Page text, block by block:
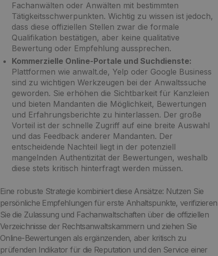
Fachanwälten oder Anwälten mit bestimmten
Tätigkeitsschwerpunkten. Wichtig zu wissen ist jedoch,
dass diese offiziellen Stellen zwar die formale
Qualifikation bestätigen, aber keine qualitative
Bewertung oder Empfehlung aussprechen.
Kommerzielle Online-Portale und Suchdienste:
Plattformen wie anwalt.de, Yelp oder Google Business
sind zu wichtigen Werkzeugen bei der Anwaltssuche
geworden. Sie erhöhen die Sichtbarkeit für Kanzleien
und bieten Mandanten die Möglichkeit, Bewertungen
und Erfahrungsberichte zu hinterlassen. Der große
Vorteil ist der schnelle Zugriff auf eine breite Auswahl
und das Feedback anderer Mandanten. Der
entscheidende Nachteil liegt in der potenziell
mangelnden Authentizität der Bewertungen, weshalb
diese stets kritisch hinterfragt werden müssen.
Eine robuste Strategie kombiniert diese Ansätze: Nutzen Sie
persönliche Empfehlungen für erste Anhaltspunkte, verifizieren
Sie die Zulassung und Fachanwaltschaften über die offiziellen
Verzeichnisse der Rechtsanwaltskammern und ziehen Sie
Online-Bewertungen als ergänzenden, aber kritisch zu
prüfenden Indikator für die Reputation und den Service einer